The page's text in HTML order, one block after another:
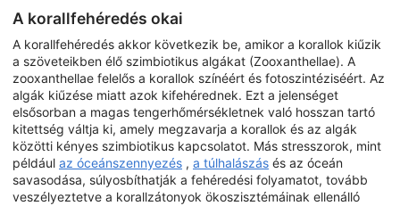
A korallfehéredés okai
A korallfehéredés akkor következik be, amikor a korallok kiűzik
a szöveteikben élő szimbiotikus algákat (Zooxanthellae). A
zooxanthellae felelős a korallok színéért és fotoszintéziséért. Az
algák kiűzése miatt azok kifehérednek. Ezt a jelenséget
elsősorban a magas tengerhőmérsékletnek való hosszan tartó
kitettség váltja ki, amely megzavarja a korallok és az algák
közötti kényes szimbiotikus kapcsolatot. Más stresszorok, mint
például az óceánszennyezés , a túlhalászás és az óceán
savasodása, súlyosbíthatják a fehéredési folyamatot, tovább
veszélyeztetve a korallzátonyok ökoszisztémáinak ellenálló